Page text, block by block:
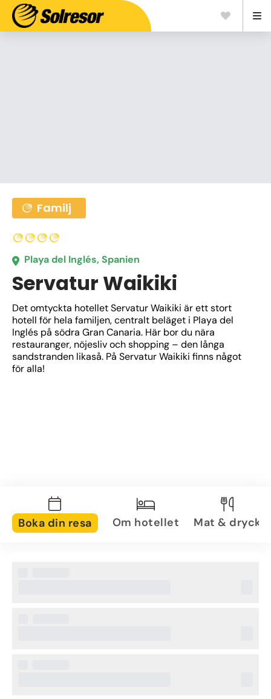
Familj
Playa del Inglés, Spanien
Servatur Waikiki
Det omtyckta hotellet Servatur Waikiki är ett stort
hotell för hela familjen, centralt beläget i Playa del
Inglés på södra Gran Canaria. Här bor du nära
restauranger, nöjesliv och shopping – den långa
sandstranden likaså. På Servatur Waikiki finns något
för alla!
Boka din resa Om hotellet Mat & dryck